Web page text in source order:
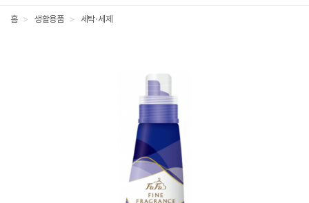
홈 > 생활용품 > 세탁·세제